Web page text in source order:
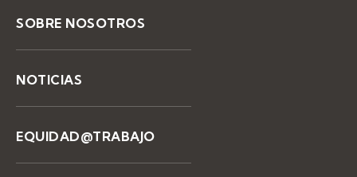
SOBRE NOSOTROS
NOTICIAS
EQUIDAD@TRABAJO